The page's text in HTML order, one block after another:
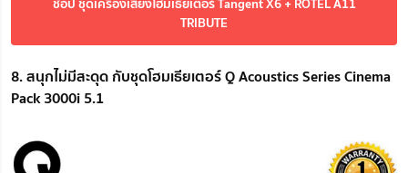
TRIBUTE
8. สนุกไม่มีสะดุด กับชุดโฮมเธียเตอร์ Q Acoustics Series Cinema
Pack 3000i 5.1